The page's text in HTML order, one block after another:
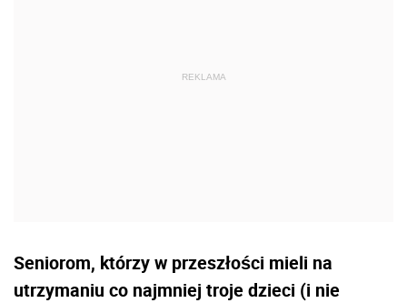
Seniorom, którzy w przeszłości mieli na
utrzymaniu co najmniej troje dzieci (i nie